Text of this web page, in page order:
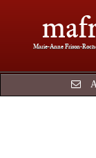
Marie-Anne Frison-